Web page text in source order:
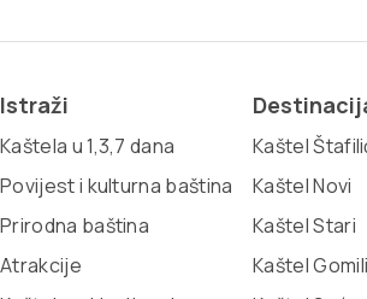
Istraži
Kaštela u 1,3,7 dana
Povijest i kulturna baština
Prirodna baština
Atrakcije
Kaštel
Kaštel Novi
Kaštel Stari
Kaštel